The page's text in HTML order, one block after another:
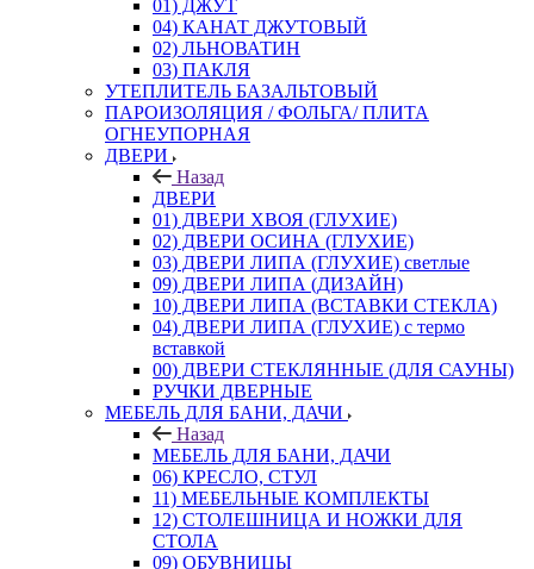
01) ДЖУТ
04) КАНАТ ДЖУТОВЫЙ
02) ЛЬНОВАТИН
03) ПАКЛЯ
УТЕПЛИТЕЛЬ БАЗАЛЬТОВЫЙ
ПАРОИЗОЛЯЦИЯ / ФОЛЬГА/ ПЛИТА
ОГНЕУПОРНАЯ
ДВЕРИ
Назад
ДВЕРИ
01) ДВЕРИ ХВОЯ (ГЛУХИЕ)
02) ДВЕРИ ОСИНА (ГЛУХИЕ)
03) ДВЕРИ ЛИПА (ГЛУХИЕ) светлые
09) ДВЕРИ ЛИПА (ДИЗАЙН)
10) ДВЕРИ ЛИПА (ВСТАВКИ СТЕКЛА)
04) ДВЕРИ ЛИПА (ГЛУХИЕ) с термо
вставкой
00) ДВЕРИ СТЕКЛЯННЫЕ (ДЛЯ САУНЫ)
РУЧКИ ДВЕРНЫЕ
МЕБЕЛЬ ДЛЯ БАНИ, ДАЧИ
Назад
МЕБЕЛЬ ДЛЯ БАНИ, ДАЧИ
06) КРЕСЛО, СТУЛ
11) МЕБЕЛЬНЫЕ КОМПЛЕКТЫ
12) СТОЛЕШНИЦА И НОЖКИ ДЛЯ
СТОЛА
09) ОБУВНИЦЫ